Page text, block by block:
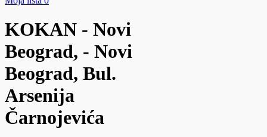
KOKAN - Novi
Beograd, - Novi
Beograd, Bul.
Arsenija
Čarnojevića